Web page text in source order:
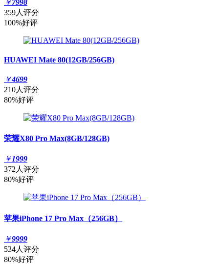
￥7998
359人评分
100%好评
HUAWEI Mate 80(12GB/256GB)
￥4699
210人评分
80%好评
荣耀X80 Pro Max(8GB/128GB)
￥1999
372人评分
80%好评
苹果iPhone 17 Pro Max（256GB）
￥9999
534人评分
80%好评